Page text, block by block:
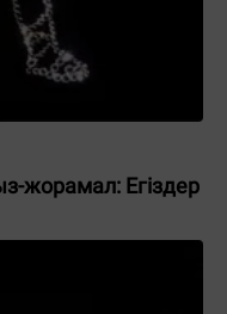
жорамал: Егіздер